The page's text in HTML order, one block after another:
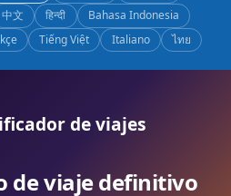
中文 हिन्दी
Bahasa Indonesia
Tiếng Việt Italiano ไทย
de viajes
de viaje definitivo